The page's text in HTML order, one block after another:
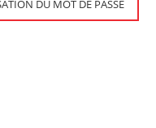
DU MOT DE PASSE